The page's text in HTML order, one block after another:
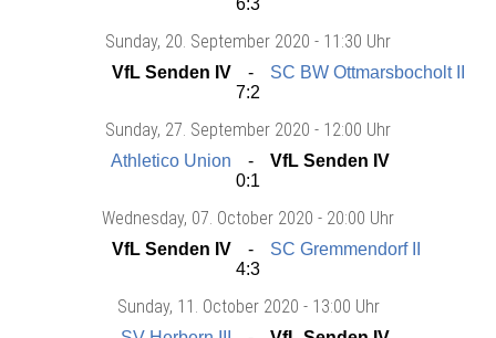
6:3
Sunday, 20. September 2020 - 11:30 Uhr
VfL Senden IV
SC BW Ottmarsbocholt II
7:2
Sunday, 27. September 2020 - 12:00 Uhr
Athletico Union
VfL Senden IV
0:1
Wednesday, 07. October 2020 - 20:00 Uhr
VfL Senden IV
SC Gremmendorf II
4:3
Sunday, 11. October 2020 - 13:00 Uhr